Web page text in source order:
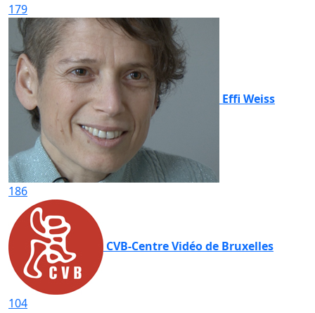
179
Effi Weiss
186
CVB-Centre Vidéo de Bruxelles
104